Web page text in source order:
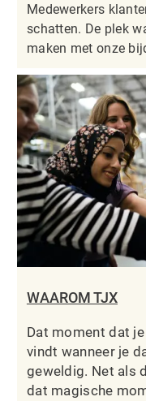
Medewerkers
schatten. De plek
maken met onze
WAAROM TJX
Dat moment dat
vindt wanneer je
geweldig. Net als
dat magische